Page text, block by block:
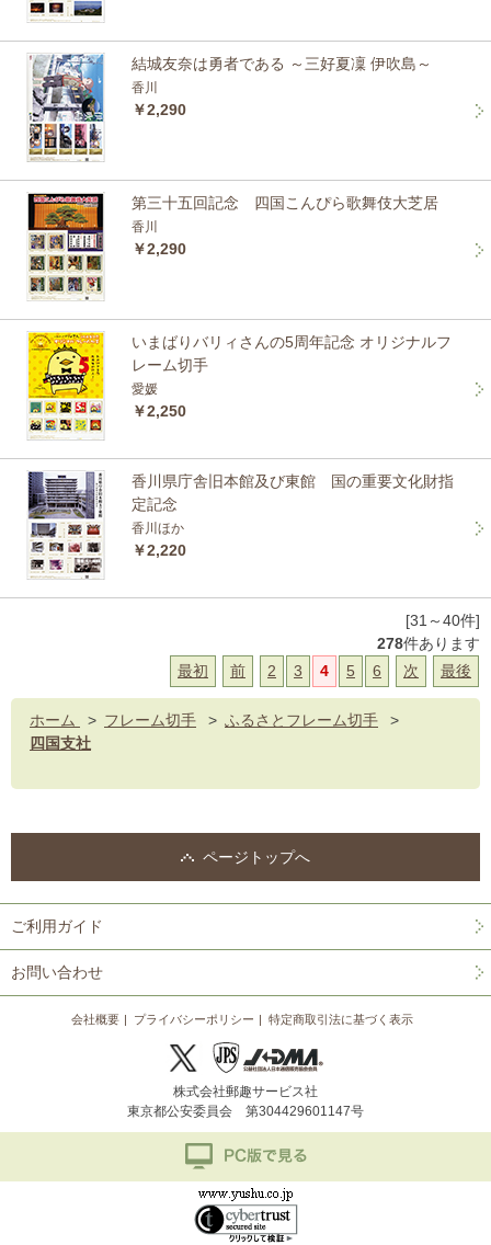
結城友奈は勇者である ～三好夏凜 伊吹島～
香川
￥2,290
第三十五回記念 四国こんぴら歌舞伎大芝居
香川
￥2,290
いまばりバリィさんの5周年記念 オリジナルフ
レーム切手
愛媛
￥2,250
香川県庁舎旧本館及び東館 国の重要文化財指
定記念
香川ほか
￥2,220
[31～40件]
278件あります
最初
前 2 3 4 5 6 次 最後
ホーム > フレーム切手 > ふるさとフレーム切手
>
四国支社
ページトップへ
ご利用ガイド
お問い合わせ
会社概要 プライバシーポリシー 特定商取引法に基づく表示
株式会社郵趣サービス社
東京都公安委員会 第304429601147号